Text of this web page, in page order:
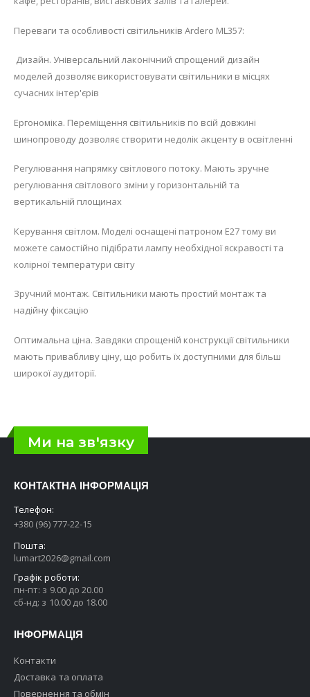
Переваги та особливості світильників Ardero ML357:
Дизайн. Універсальний лаконічний спрощений дизайн
моделей дозволяє використовувати світильники в місцях
сучасних інтер'єрів
Ергономіка. Переміщення світильників по всій довжині
шинопроводу дозволяє створити недолік акценту в освітленні
Регулювання напрямку світлового потоку. Мають зручне
регулювання світлового зміни у горизонтальній та
вертикальній площинах
Керування світлом. Моделі оснащені патроном Е27 тому ви
можете самостійно підібрати лампу необхідної яскравості та
колірної температури світу
Зручний монтаж. Світильники мають простий монтаж та
надійну фіксацію
Оптимальна ціна. Завдяки спрощеній конструкції світильники
мають привабливу ціну, що робить їх доступними для більш
широкої аудиторії.
Ми на зв'язку
КОНТАКТНА ІНФОРМАЦІЯ
Телефон:
+380 (96) 777-22-15
Пошта:
lumart2026@gmail.com
Графік роботи:
пн-пт: з 9.00 до 20.00
сб-нд: з 10.00 до 18.00
ІНФОРМАЦІЯ
Контакти
Доставка та оплата
Повернення та обмін